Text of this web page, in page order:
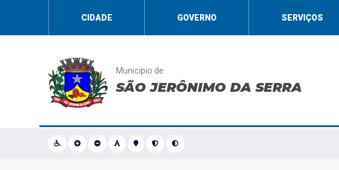
CIDADE GOVERNO SERVIÇOS
Município de
SÃO JERÔNIMO DA SERRA